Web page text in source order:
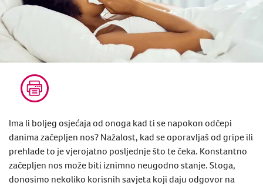
Ima li boljeg osjećaja od onoga kad ti se napokon odčepi
danima začepljen nos? Nažalost, kad se oporavljaš od gripe ili
prehlade to je vjerojatno posljednje što te čeka. Konstantno
začepljen nos može biti iznimno neugodno stanje. Stoga,
donosimo nekoliko korisnih savjeta koji daju odgovor na